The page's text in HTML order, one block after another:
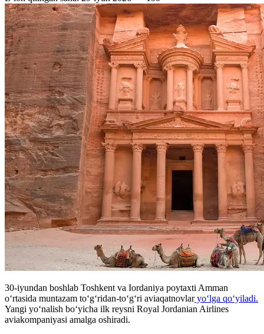
30-iyundan boshlab Toshkent va Iordaniya poytaxti Amman
o‘rtasida muntazam to‘g‘ridan-to‘g‘ri aviaqatnovlaryo‘lga qo‘yiladi.
Yangi yo‘nalish bo‘yicha ilk reysni Royal Jordanian Airlines
aviakompaniyasi amalga oshiradi.